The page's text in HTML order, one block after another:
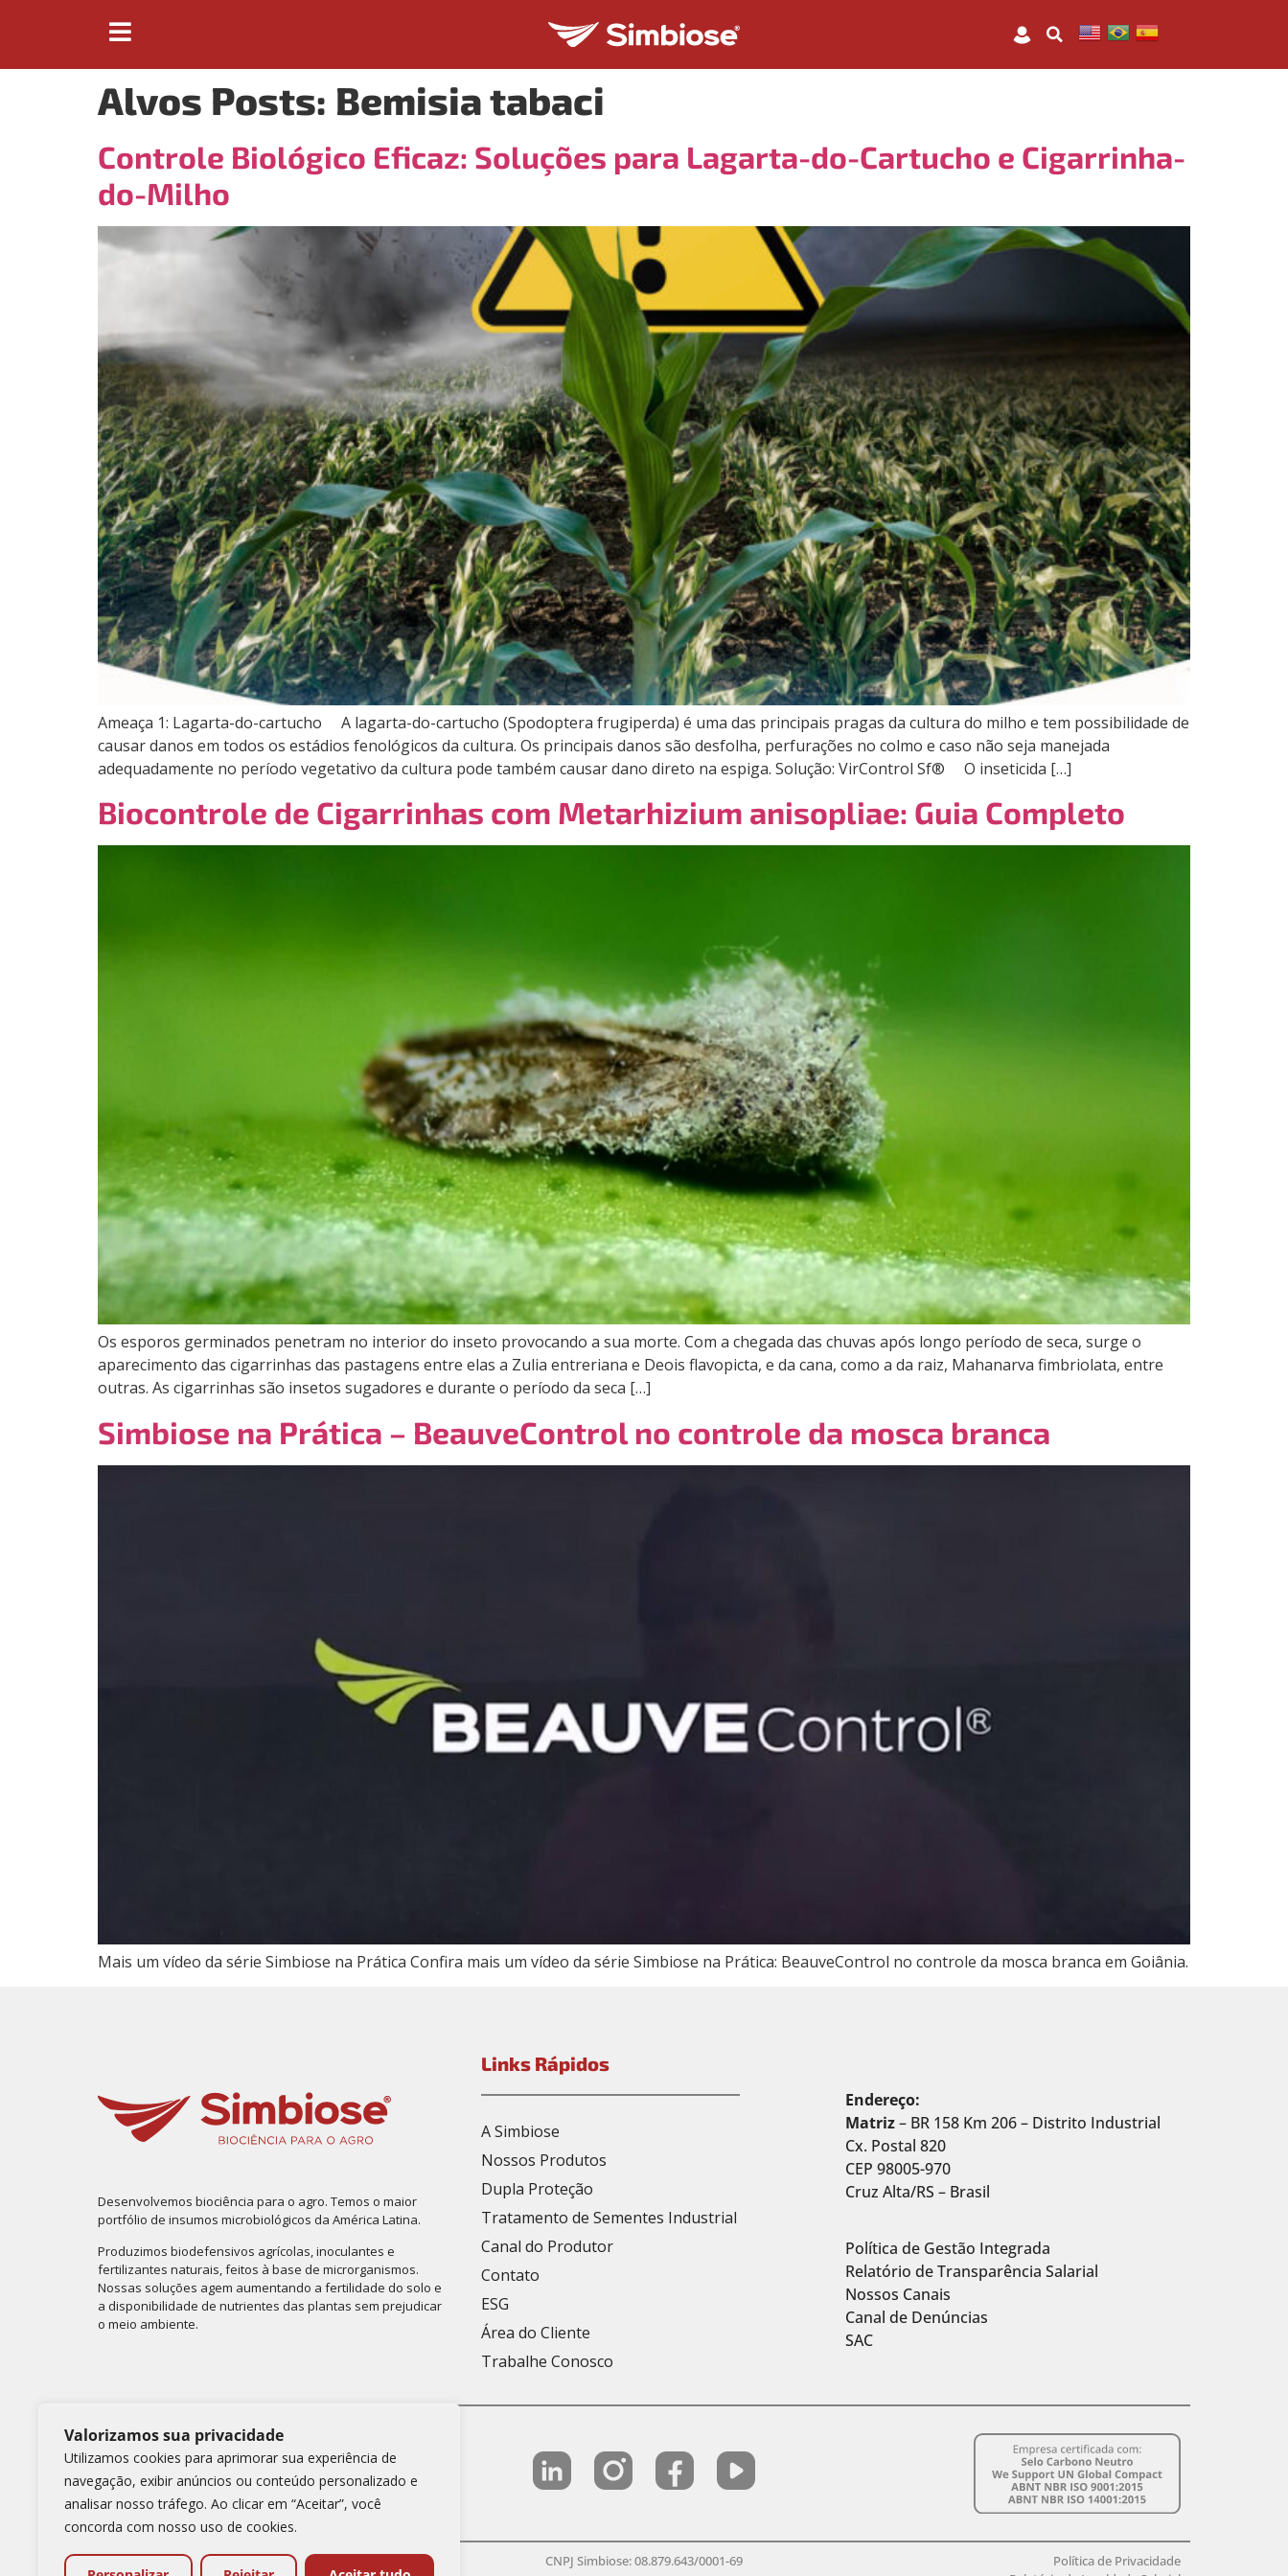
Valorizamos sua privacidade
Utilizamos cookies para aprimorar sua experiência de
navegação, exibir anúncios ou conteúdo personalizado e
analisar nosso tráfego. Ao clicar em “Aceitar”, você
concorda com nosso uso de cookies.
Alvos Posts: Bemisia tabaci
Controle Biológico Eficaz: Soluções para Lagarta-do-Cartucho e Cigarrinha-
do-Milho
Ameaça 1: Lagarta-do-cartucho A lagarta-do-cartucho (Spodoptera frugiperda) é uma das principais pragas da cultura do milho e tem possibilidade de
causar danos em todos os estádios fenológicos da cultura. Os principais danos são desfolha, perfurações no colmo e caso não seja manejada
adequadamente no período vegetativo da cultura pode também causar dano direto na espiga. Solução: VirControl Sf® O inseticida […]
Biocontrole de Cigarrinhas com Metarhizium anisopliae: Guia Completo
Os esporos germinados penetram no interior do inseto provocando a sua morte. Com a chegada das chuvas após longo período de seca, surge o
aparecimento das cigarrinhas das pastagens entre elas a Zulia entreriana e Deois flavopicta, e da cana, como a da raiz, Mahanarva fimbriolata, entre
outras. As cigarrinhas são insetos sugadores e durante o período da seca […]
Simbiose na Prática – BeauveControl no controle da mosca branca
Mais um vídeo da série Simbiose na Prática Confira mais um vídeo da série Simbiose na Prática: BeauveControl no controle da mosca branca em Goiânia.
Desenvolvemos biociência para o agro. Temos o maior
portfólio de insumos microbiológicos da América Latina.
Produzimos biodefensivos agrícolas, inoculantes e
fertilizantes naturais, feitos à base de microrganismos.
Nossas soluções agem aumentando a fertilidade do solo e
a disponibilidade de nutrientes das plantas sem prejudicar
o meio ambiente.
Links Rápidos
A Simbiose
Nossos Produtos
Dupla Proteção
Tratamento de Sementes Industrial
Canal do Produtor
Contato
ESG
Área do Cliente
Trabalhe Conosco
Endereço:
Matriz– BR 158 Km 206 – Distrito Industrial
Cx. Postal 820
CEP 98005-970
Cruz Alta/RS – Brasil
Política de Gestão Integrada
Relatório de Transparência Salarial
Nossos Canais
Canal de Denúncias
SAC
Nos siga nas redes sociais
Simbiose Copyright 2025 CNPJ Simbiose: 08.879.643/0001-69
Política de Privacidade